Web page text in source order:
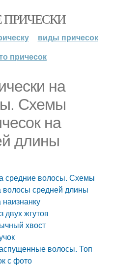
ПРИЧЕСКИ
виды причесок
причесок
на
Схемы
на
длины
средние волосы. Схемы
волосы средней длины
двух жгутов
хвост
волосы. Топ
с фото